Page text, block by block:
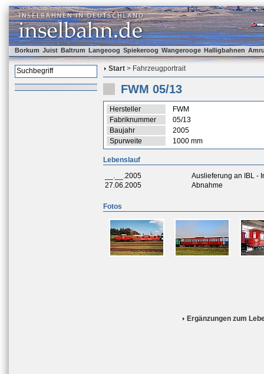
Borkum Juist Baltrum Langeoog Spiekeroog Wangerooge Halligbahnen
Start > Fahrzeugportrait
FWM 05/13
Hersteller
FWM
Fabriknummer
05/13
Baujahr
2005
Spurweite
1000 mm
Lebenslauf
__.__.2005
Auslieferung an IBL -
27.06.2005
Abnahme
Fotos
Ergänzungen zum